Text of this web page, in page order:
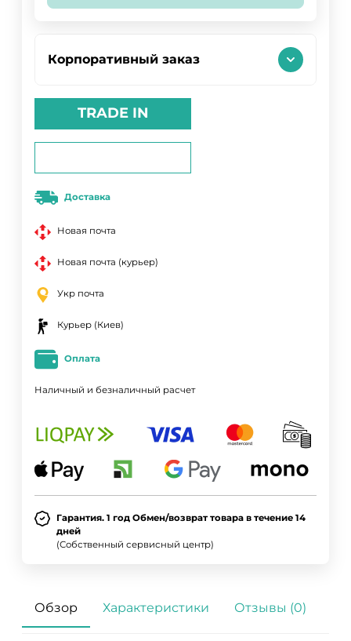
Корпоративный заказ
TRADE IN
Доставка
Новая почта
Новая почта (курьер)
Укр почта
Курьер (Киев)
Оплата
Наличный и безналичный расчет
Гарантия. 1 год Обмен/возврат товара в течение 14
дней
(Собственный сервисный центр)
Обзор Характеристики Отзывы (0)